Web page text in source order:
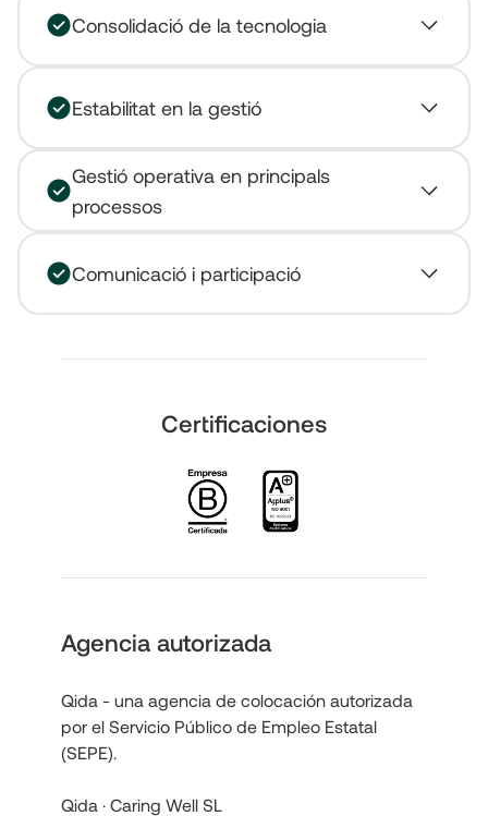
Consolidació de la tecnologia
Estabilitat en la gestió
Gestió operativa en principals
processos
Comunicació i participació
Certificaciones
Agencia autorizada
Qida - una agencia de colocación autorizada
por el Servicio Público de Empleo Estatal
(SEPE).
Qida · Caring Well SL